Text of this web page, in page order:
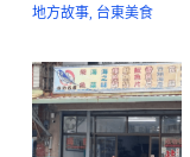
地方故事, 台東美食